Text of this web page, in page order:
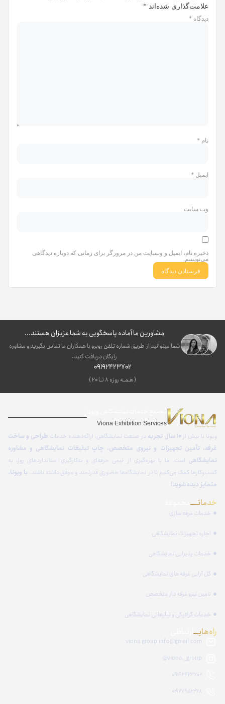
علامت‌گذاری شده‌اند *
دیدگاه *
نام *
ایمیل *
وب‌ سایت
ذخیره نام، ایمیل و وبسایت من در مرورگر برای زمانی که دوباره دیدگاهی
می‌نویسم.
مشاورین ما آماده پاسخگویی به شما عزیزان هستند...
شما میتوانید از طریق شماره تلفن روبرو با همکاران ما تماس بگیرید و مشاوره
رایگان دریافت کنید.
09192423702
( هـمــه روزه ۸ تــا ۲۰ )
Viona Exhibition Services
ویونا با بیش از ۱۰ سال تجربه در صنعت نمایشگاهی، ارائه‌دهنده خدمات طراحی و ساخت
غرفه، تأمین تجهیزات و نیروی متخصص، چاپ تبلیغات نمایشگاهی و مشاوره
نمایشگاهی است. ما با بهره‌گیری از تیمی حرفه‌ای و به‌کارگیری استانداردهای روز، به
کسب‌وکارها کمک می‌کنیم تا در نمایشگاه‌ها حضوری قدرتمند و موفق داشته باشند. با ویونا،
متمایز دیده شوید!
خدماتـــــ
خدمات غرفه سازی
اجاره تجهیزات نمایشگاهی
خدمات پذیرایی نمایشگاهی
گل آرایی غرفه های نمایشگاهی
تامین نیرو غرفه دار متخصص
خدمات گرافیکی و تبلیغاتی نمایشگاهی
راه‌هایــــ
viona.group.info@gmail.com
viona._group@
09192423702
02177952278